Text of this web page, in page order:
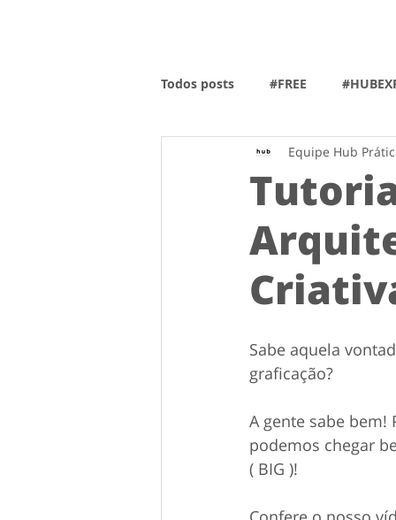
Todos posts #FREE
Equipe Hub
Sabe aquela
graficação?
A gente sabe
podemos chegar
( BIG )!